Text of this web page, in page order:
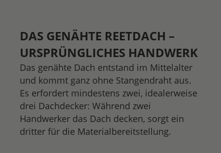
DAS GENÄHTE REETDACH –
URSPRÜNGLICHES HANDWERK
Das genähte Dach entstand im Mittelalter
und kommt ganz ohne Stangendraht aus.
Es erfordert mindestens zwei, idealerweise
drei Dachdecker: Während zwei
Handwerker das Dach decken, sorgt ein
dritter für die Materialbereitstellung.